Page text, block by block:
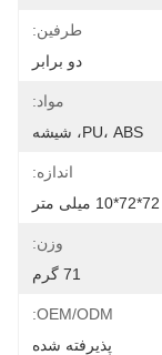
طرفین:
دو برابر
مواد:
PU، ABS، شیشه
اندازه:
72*72*10 میلی متر
وزن:
71 گرم
OEM/ODM:
پذیرفته شده